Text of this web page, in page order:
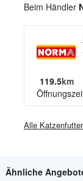
Beim Händler
119.5km
Alle Katzenfutter
Ähnliche